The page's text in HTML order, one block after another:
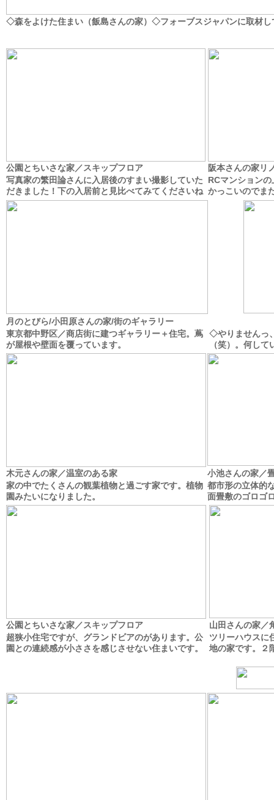
◇森をよけた住まい（飯島さんの家）◇フォーブスジャパンに取材し
公園とちいさな家／スキップフロア
阪本さんの家リ
写真家の繁田論さんに入居後のすまい撮影していた
だきました！下の入居前と見比べてみてくださいね
RCマンション
かっこいのでま
月のとびら/小田原さんの家/街のギャラリー
東京都中野区／商店街に建つギャラリー＋住宅。蔦
が屋根や壁面を覆っています。
◇やりませんっ
（笑）。何し
木元さんの家／温室のある家
小池さんの家／
家の中でたくさんの観葉植物と過ごす家です。植物
園みたいになりました。
都市形の立体的
面畳敷のゴロゴ
公園とちいさな家／スキップフロア
山田さんの家／
超狭小住宅ですが、グランドビアのがあります。公
園との連続感が小ささを感じさせない住まいです。
ツリーハウスに
地の家です。２